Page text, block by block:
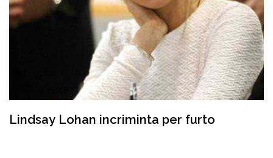
Lindsay Lohan incriminta per furto